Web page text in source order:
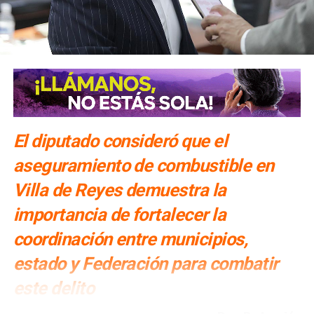
NO TE PIERDAS
¿Cuántas solicitudes de protección a candidatos se
han solicitado en SLP?
El diputado consideró que el
aseguramiento de combustible en
Villa de Reyes demuestra la
importancia de fortalecer la
coordinación entre municipios,
estado y Federación para combatir
este delito